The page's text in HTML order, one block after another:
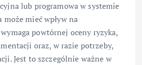
lub programowa w systemie
mieć wpływ na
powtórnej oceny ryzyka,
oraz, w razie potrzeby,
Jest to szczególnie ważne w